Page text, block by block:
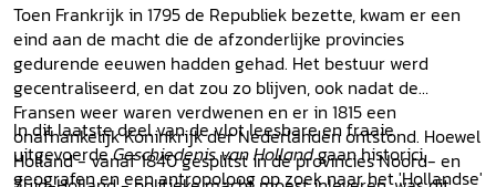
Toen Frankrijk in 1795 de Republiek bezette, kwam er een
eind aan de macht die de afzonderlijke provincies
gedurende eeuwen hadden gehad. Het bestuur werd
gecentraliseerd, en dat zou zo blijven, ook nadat de
Fransen weer waren verdwenen en er in 1815 een
onafhankelijk Koninkrijk der Nederlanden ontstond. Hoewel
Holland - vanaf 1840 gesplitst in de provincies Noord- en
In dit laatste deel van de vlot leesbare en fraaie
uitgevoerdeGeschiedenis van Hollandgaan historici,
geografen en een antropoloog op zoek naar het 'Hollandse'